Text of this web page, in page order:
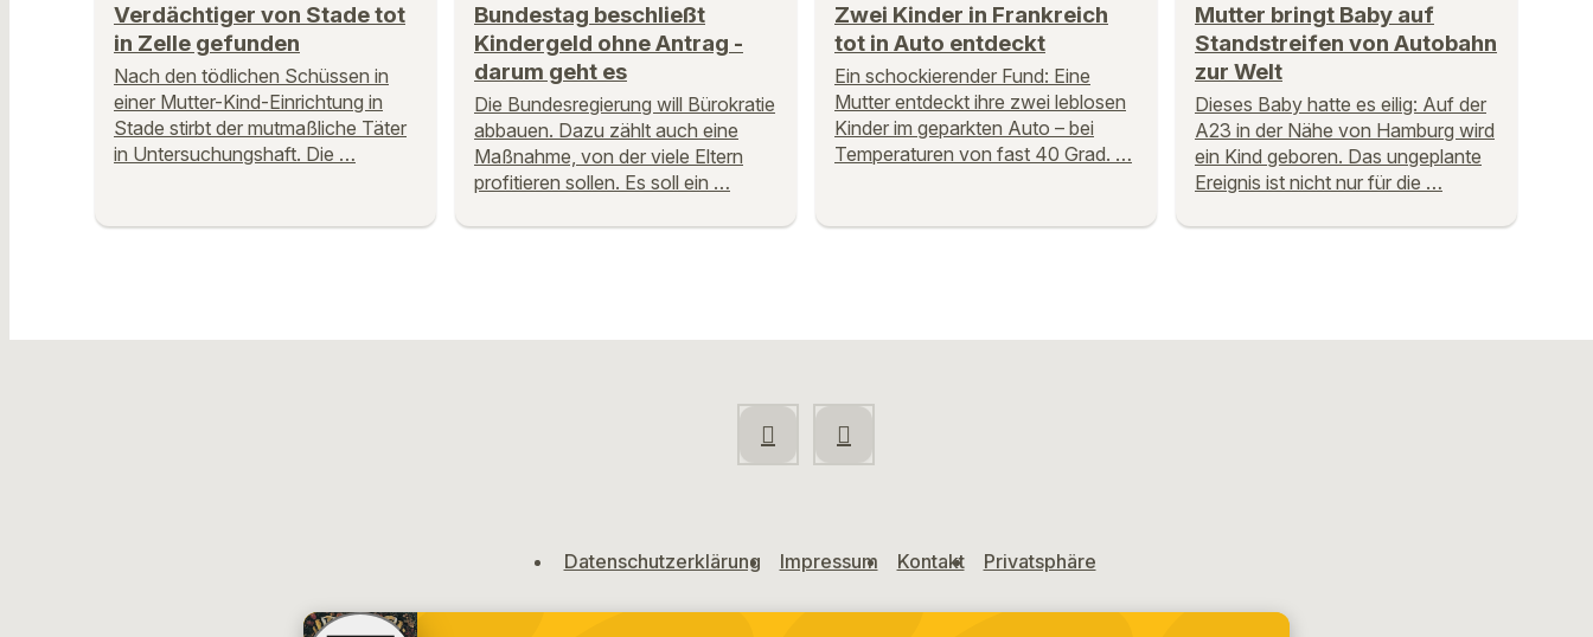
Verdächtiger von Stade tot
in Zelle gefunden
Nach den tödlichen Schüssen in
einer Mutter-Kind-Einrichtung in
Stade stirbt der mutmaßliche Täter
in Untersuchungshaft. Die …
Bundestag beschließt
Kindergeld ohne Antrag -
darum geht es
Die Bundesregierung will Bürokratie
abbauen. Dazu zählt auch eine
Maßnahme, von der viele Eltern
profitieren sollen. Es soll ein …
Zwei Kinder in Frankreich
tot in Auto entdeckt
Ein schockierender Fund: Eine
Mutter entdeckt ihre zwei leblosen
Kinder im geparkten Auto – bei
Temperaturen von fast 40 Grad. …
Mutter bringt Baby auf
Standstreifen von Autobahn
zur Welt
Dieses Baby hatte es eilig: Auf der
A23 in der Nähe von Hamburg wird
ein Kind geboren. Das ungeplante
Ereignis ist nicht nur für die …
Datenschutzerklärung Impressum Kontakt Privatsphäre